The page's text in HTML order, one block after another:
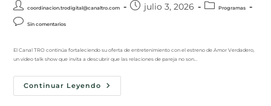
coordinacion.trodigital@canaltro.com julio 3, 2026 Programas
Sin comentarios
El Canal TRO continúa fortaleciendo su oferta de entretenimiento con el estreno de Amor Verdadero,
un video talk show que invita a descubrir que las relaciones de pareja no son…
Continuar Leyendo